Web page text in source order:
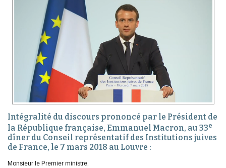
Intégralité du discours prononcé par le Président de
la République française, Emmanuel Macron, au 33e
dîner du Conseil représentatif des Institutions juives
de France, le 7 mars 2018 au Louvre :
Monsieur le Premier ministre,